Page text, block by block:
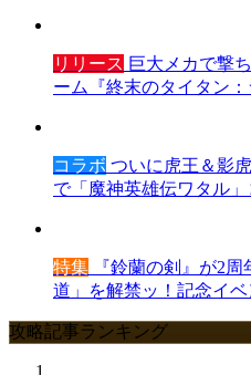
リリース 巨大メカで撃
ーム『終末のタイタン
コラボ ついに虎王＆影
で「魔神英雄伝ワタル」
特集 『鈴蘭の剣』が2
道」を解禁ッ！記念イ
攻略記事ランキング